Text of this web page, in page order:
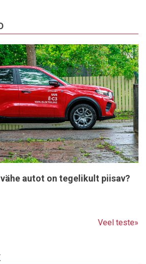
autot on tegelikult piisav?
Veel teste»